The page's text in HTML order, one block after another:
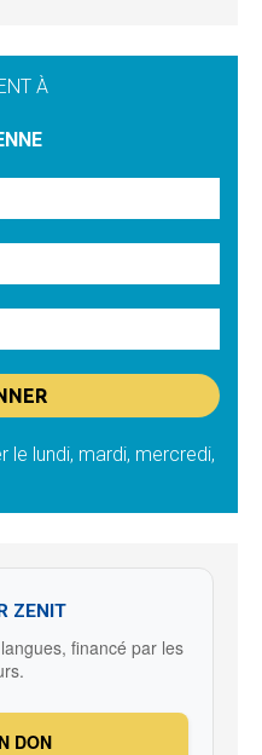
À
le lundi, mardi, mercredi,
ZENIT
financé par les
DON